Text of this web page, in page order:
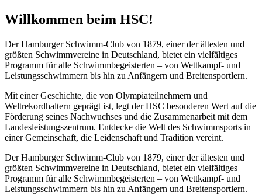
Willkommen beim HSC!
Der Hamburger Schwimm-Club von 1879, einer der ältesten und
größten Schwimmvereine in Deutschland, bietet ein vielfältiges
Programm für alle Schwimmbegeisterten – von Wettkampf- und
Leistungsschwimmern bis hin zu Anfängern und Breitensportlern.
Mit einer Geschichte, die von Olympiateilnehmern und
Weltrekordhaltern geprägt ist, legt der HSC besonderen Wert auf die
Förderung seines Nachwuchses und die Zusammenarbeit mit dem
Landesleistungszentrum. Entdecke die Welt des Schwimmsports in
einer Gemeinschaft, die Leidenschaft und Tradition vereint.
Der Hamburger Schwimm-Club von 1879, einer der ältesten und
größten Schwimmvereine in Deutschland, bietet ein vielfältiges
Programm für alle Schwimmbegeisterten – von Wettkampf- und
Leistungsschwimmern bis hin zu Anfängern und Breitensportlern.